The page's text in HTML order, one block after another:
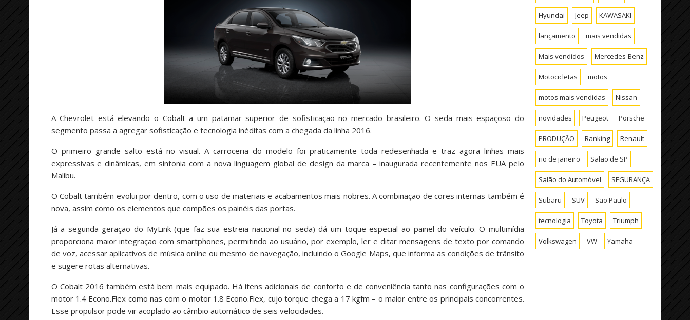
A Chevrolet está elevando o Cobalt a um patamar superior de sofisticação no mercado brasileiro. O sedã mais espaçoso do
segmento passa a agregar sofisticação e tecnologia inéditas com a chegada da linha 2016.
O primeiro grande salto está no visual. A carroceria do modelo foi praticamente toda redesenhada e traz agora linhas mais
expressivas e dinâmicas, em sintonia com a nova linguagem global de design da marca – inaugurada recentemente nos EUA pelo
Malibu.
O Cobalt também evolui por dentro, com o uso de materiais e acabamentos mais nobres. A combinação de cores internas também é
nova, assim como os elementos que compões os painéis das portas.
Já a segunda geração do MyLink (que faz sua estreia nacional no sedã) dá um toque especial ao painel do veículo. O multimídia
proporciona maior integração com smartphones, permitindo ao usuário, por exemplo, ler e ditar mensagens de texto por comando
de voz, acessar aplicativos de música online ou mesmo de navegação, incluindo o Google Maps, que informa as condições de trânsito
e sugere rotas alternativas.
O Cobalt 2016 também está bem mais equipado. Há itens adicionais de conforto e de conveniência tanto nas configurações com o
motor 1.4 Econo.Flex como nas com o motor 1.8 Econo.Flex, cujo torque chega a 17 kgfm – o maior entre os principais concorrentes.
Esse propulsor pode vir acoplado ao câmbio automático de seis velocidades.
Hyundai Jeep KAWASAKI
lançamento mais vendidas
Mais vendidos Mercedes-Benz
Motocicletas motos
motos mais vendidas Nissan
novidades Peugeot Porsche
PRODUÇÃO Ranking Renault
rio de janeiro Salão de SP
Salão do Automóvel SEGURANÇA
Subaru SUV São Paulo
tecnologia Toyota Triumph
Volkswagen VW Yamaha